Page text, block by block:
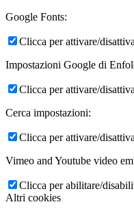
Google Fonts:
Clicca per attivare/
Impostazioni Google di
Clicca per attivare/
Cerca impostazioni:
Clicca per attivare/
Vimeo and Youtube video
Clicca per abilitare/
Altri cookies